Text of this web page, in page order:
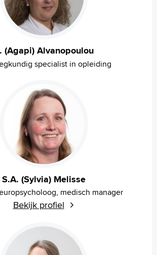
(Agapi) Alvanopoulou
specialist in opleiding
S.A. (Sylvia) Melisse
medisch manager
Bekijk profiel